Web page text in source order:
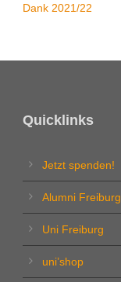
Dank 2021/22
Quicklinks
Jetzt spenden!
Alumni Freiburg
Uni Freiburg
uni’shop